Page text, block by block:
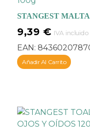
STANGEST MALTA
9,39 € IVA incluido
EAN:
Añadir Al Carrito